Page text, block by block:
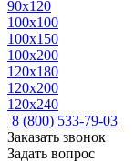
90x120
100x100
100x150
100x200
120x180
120x200
120x240
8 (800) 533-79-03
Заказать звонок
Задать вопрос